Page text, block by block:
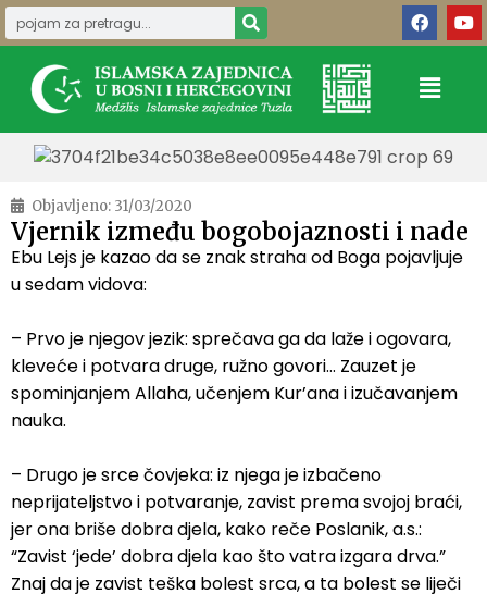
Objavljeno: 31/03/2020
Vjernik između bogobojaznosti i nade
Ebu Lejs je kazao da se znak straha od Boga pojavljuje
u sedam vidova:
– Prvo je njegov jezik: sprečava ga da laže i ogovara,
kleveće i potvara druge, ružno govori… Zauzet je
spominjanjem Allaha, učenjem Kur’ana i izučavanjem
nauka.
– Drugo je srce čovjeka: iz njega je izbačeno
neprijateljstvo i potvaranje, zavist prema svojoj braći,
jer ona briše dobra djela, kako reče Poslanik, a.s.:
“Zavist ‘jede’ dobra djela kao što vatra izgara drva.”
Znaj da je zavist teška bolest srca, a ta bolest se liječi